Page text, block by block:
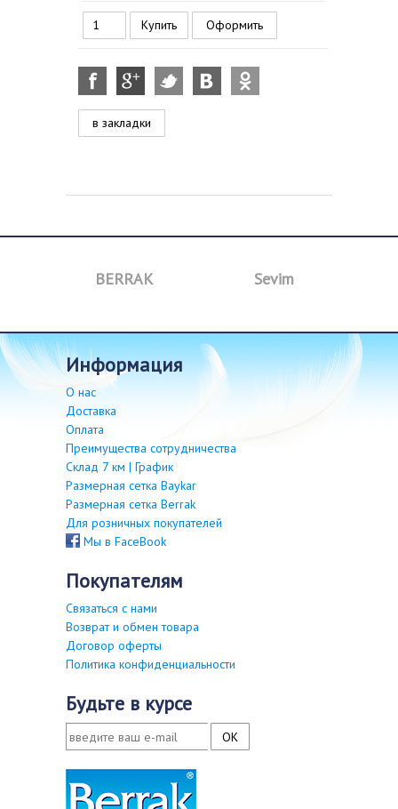
Оформить
в закладки
BERRAK Sevim
информация
О нас
Доставка
Оплата
Преимущества сотрудничества
Склад 7 км | График
Размерная сетка Baykar
Размерная сетка Berrak
Для розничных покупателей
Мы в FaceBook
покупателям
Связаться с нами
Возврат и обмен товара
Договор оферты
Политика конфиденциальности
будьте в курсе